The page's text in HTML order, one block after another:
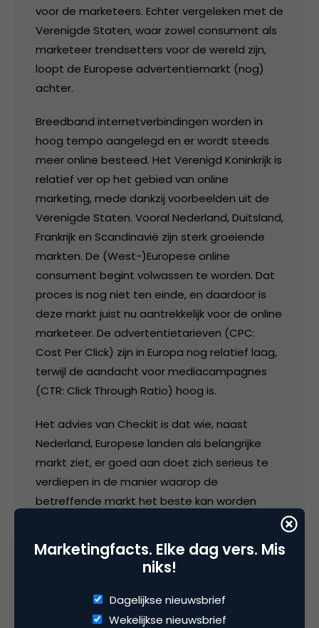
voor de marketeers. Echter vergeleken met de
Verenigde Staten, waar zowel consument als
marketeer trendsetters voor de wereld zijn,
loopt de Europese advertentiemarkt (nog)
achter.
Breedband internetverbindingen worden in
hoog tempo aangelegd en er wordt steeds
meer online besteed. Het Verenigd Koninkrijk is
relatief ver op het gebied van online
marketing, mede dankzij voorbeelden uit de
Verenigde Staten. Vooral Nederland, Duitsland,
Frankrijk en Scandinavië zijn sterk groeiende
markten. De (West-)Europese online
consument begint volwassen te worden. Dat
proces is nog niet ten einde, en daardoor is
deze markt juist nu aantrekkelijk voor de online
marketeer. De advertentietarieven (CPC:
Cost Per Click) zijn in Europa nog relatief laag,
terwijl de aandacht voor mediacampagnes
(CTR: Click Through Ratio) hoog is.
Het advies van Checkit is dat wie, naast
Nederland, Europese landen als belangrijke
markt ziet, er goed aan doet zich serieus te
verdiepen in de manier waarop de
betreffende markt het beste kan worden
vertalen van de Nederlandse website naar
een Engelstalige versie pas een eerste stap.
Denk ook aan de cultuur- en taalverschillen
met een eveneens Engelstalig land als de
Verenigde Staten. Bij een complete aanpak
Marketingfacts. Elke dag vers. Mis
niks!
Dagelijkse nieuwsbrief
Wekelijkse nieuwsbrief